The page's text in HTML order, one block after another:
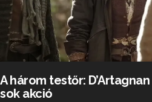
A három testőr:
sok akció